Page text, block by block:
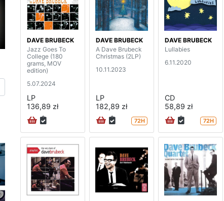
DAVE BRUBECK
Jazz Goes To
College (180
grams, MOV
edition)
5.07.2024
LP
136,89 zł
DAVE BRUBECK
A Dave Brubeck
Christmas (2LP)
10.11.2023
LP
182,89 zł
72H
DAVE BRUBECK
Lullabies
6.11.2020
CD
58,89 zł
72H